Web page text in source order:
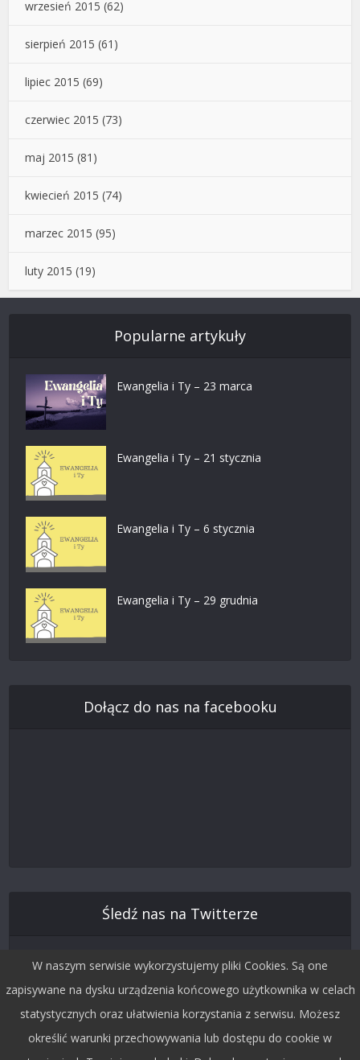
wrzesień 2015 (62)
sierpień 2015 (61)
lipiec 2015 (69)
czerwiec 2015 (73)
maj 2015 (81)
kwiecień 2015 (74)
marzec 2015 (95)
luty 2015 (19)
Popularne artykuły
Ewangelia i Ty – 23 marca
Ewangelia i Ty – 21 stycznia
Ewangelia i Ty – 6 stycznia
Ewangelia i Ty – 29 grudnia
Dołącz do nas na facebooku
Śledź nas na Twitterze
W naszym serwisie wykorzystujemy pliki Cookies. Są one
zapisywane na dysku urządzenia końcowego użytkownika w celach
statystycznych oraz ułatwienia korzystania z serwisu. Możesz
określić warunki przechowywania lub dostępu do cookie w